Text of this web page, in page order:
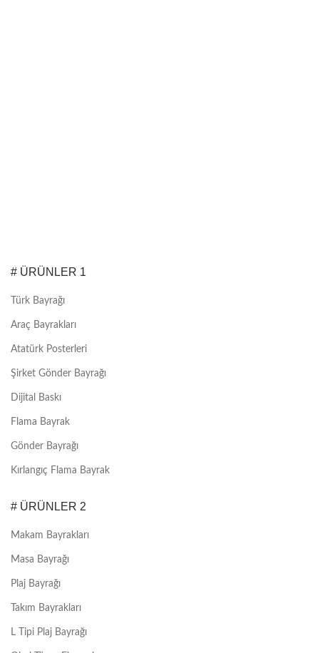
# ÜRÜNLER 1
Türk Bayrağı
Araç Bayrakları
Atatürk Posterleri
Şirket Gönder Bayrağı
Dijital Baskı
Flama Bayrak
Gönder Bayrağı
Kırlangıç Flama Bayrak
# ÜRÜNLER 2
Makam Bayrakları
Masa Bayrağı
Plaj Bayrağı
Takım Bayrakları
L Tipi Plaj Bayrağı